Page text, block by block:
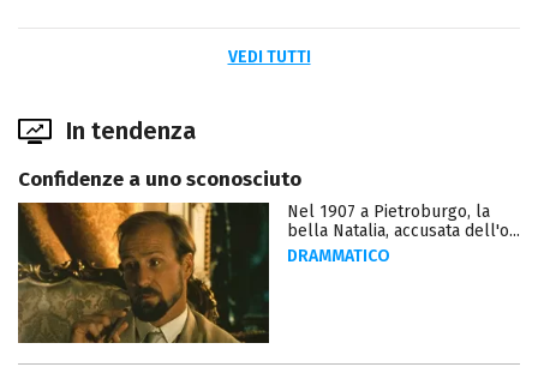
VEDI TUTTI
In tendenza
Confidenze a uno sconosciuto
Nel 1907 a Pietroburgo, la
bella Natalia, accusata dell'o...
DRAMMATICO